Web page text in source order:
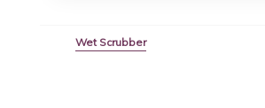
Wet Scrubber